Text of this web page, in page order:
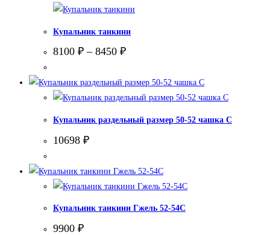
Купальник танкини
8100 ₽ – 8450 ₽
Купальник раздельный размер 50-52 чашка С
10698 ₽
Купальник танкини Гжель 52-54С
9900 ₽